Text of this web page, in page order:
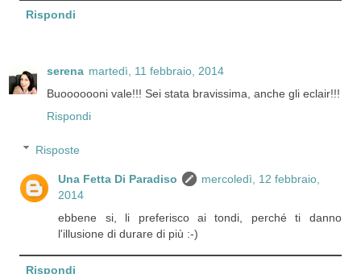
Rispondi
serena martedì, 11 febbraio, 2014
Buooooooni vale!!! Sei stata bravissima, anche gli eclair!!!
Rispondi
Risposte
Una Fetta Di Paradiso
mercoledì, 12 febbraio,
2014
ebbene si, li preferisco ai tondi, perché ti danno
l'illusione di durare di più :-)
Rispondi